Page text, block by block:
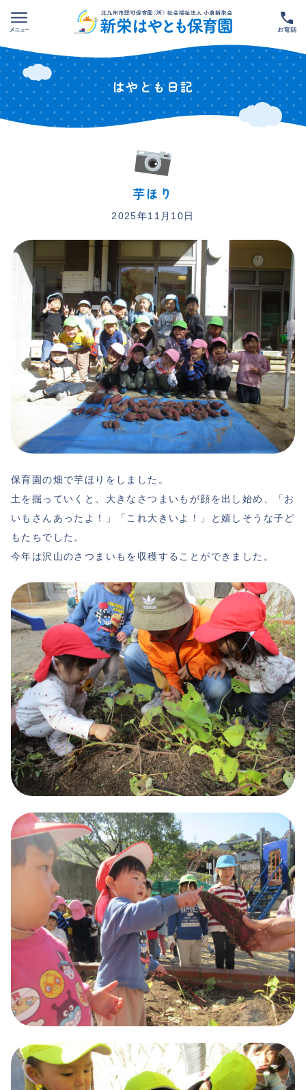
content
はやとも日記
芋ほり
2025年11月10日
保育園の畑で芋ほりをしました。
土を掘っていくと、大きなさつまいもが顔を出し始め、「お
いもさんあったよ！」「これ大きいよ！」と嬉しそうな子ど
もたちでした。
今年は沢山のさつまいもを収穫することができました。